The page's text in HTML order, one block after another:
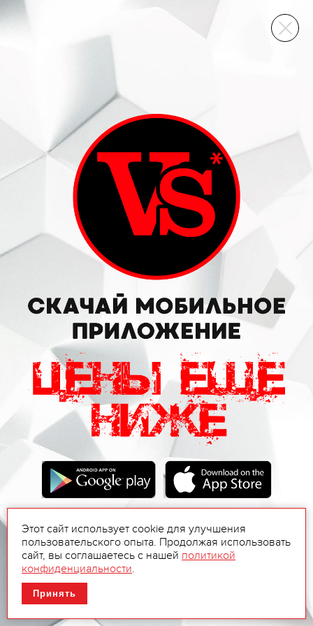
ВИННЫЙ СКЛАД
Этот сайт использует cookie для улучшения
пользовательского опыта. Продолжая использовать
сайт, вы соглашаетесь с нашей политикой
конфиденциальности.
Принять